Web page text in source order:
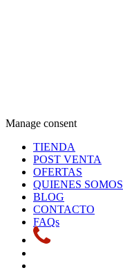
Manage consent
TIENDA
POST VENTA
OFERTAS
QUIENES SOMOS
BLOG
CONTACTO
FAQs